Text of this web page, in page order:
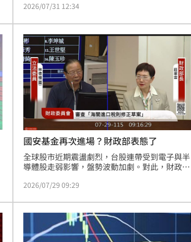
2（00685L）憑藉低管理費與價格優勢，成為大
格局未變，近期震盪屬健康回檔，建議投資人應
控制風險，採分批佈局策略。針對正2 ETF操
作，經理人建議長線採定期定額，短線則應避開
追價，待指數回測支撐時進場，以掌握下半年行
情。
2026/07/31 12:34
國安基金再次進場？財政部表態了
全球股市近期震盪劇烈，台股連帶受到電子與半
導體股走弱影響，盤勢波動加劇。對此，財政部
擾全球金融市場，但台灣實體經濟表現亮眼，景
成為台股支撐力道。針對國安基金是否進場護
盤，莊翠雲表示，幕僚團隊將持續密切監控國際
情勢與台股動態，並觀察金管會穩定市場措施成
效。國安基金將嚴格依照條例規範，視市場實際
2026/07/29 09:29